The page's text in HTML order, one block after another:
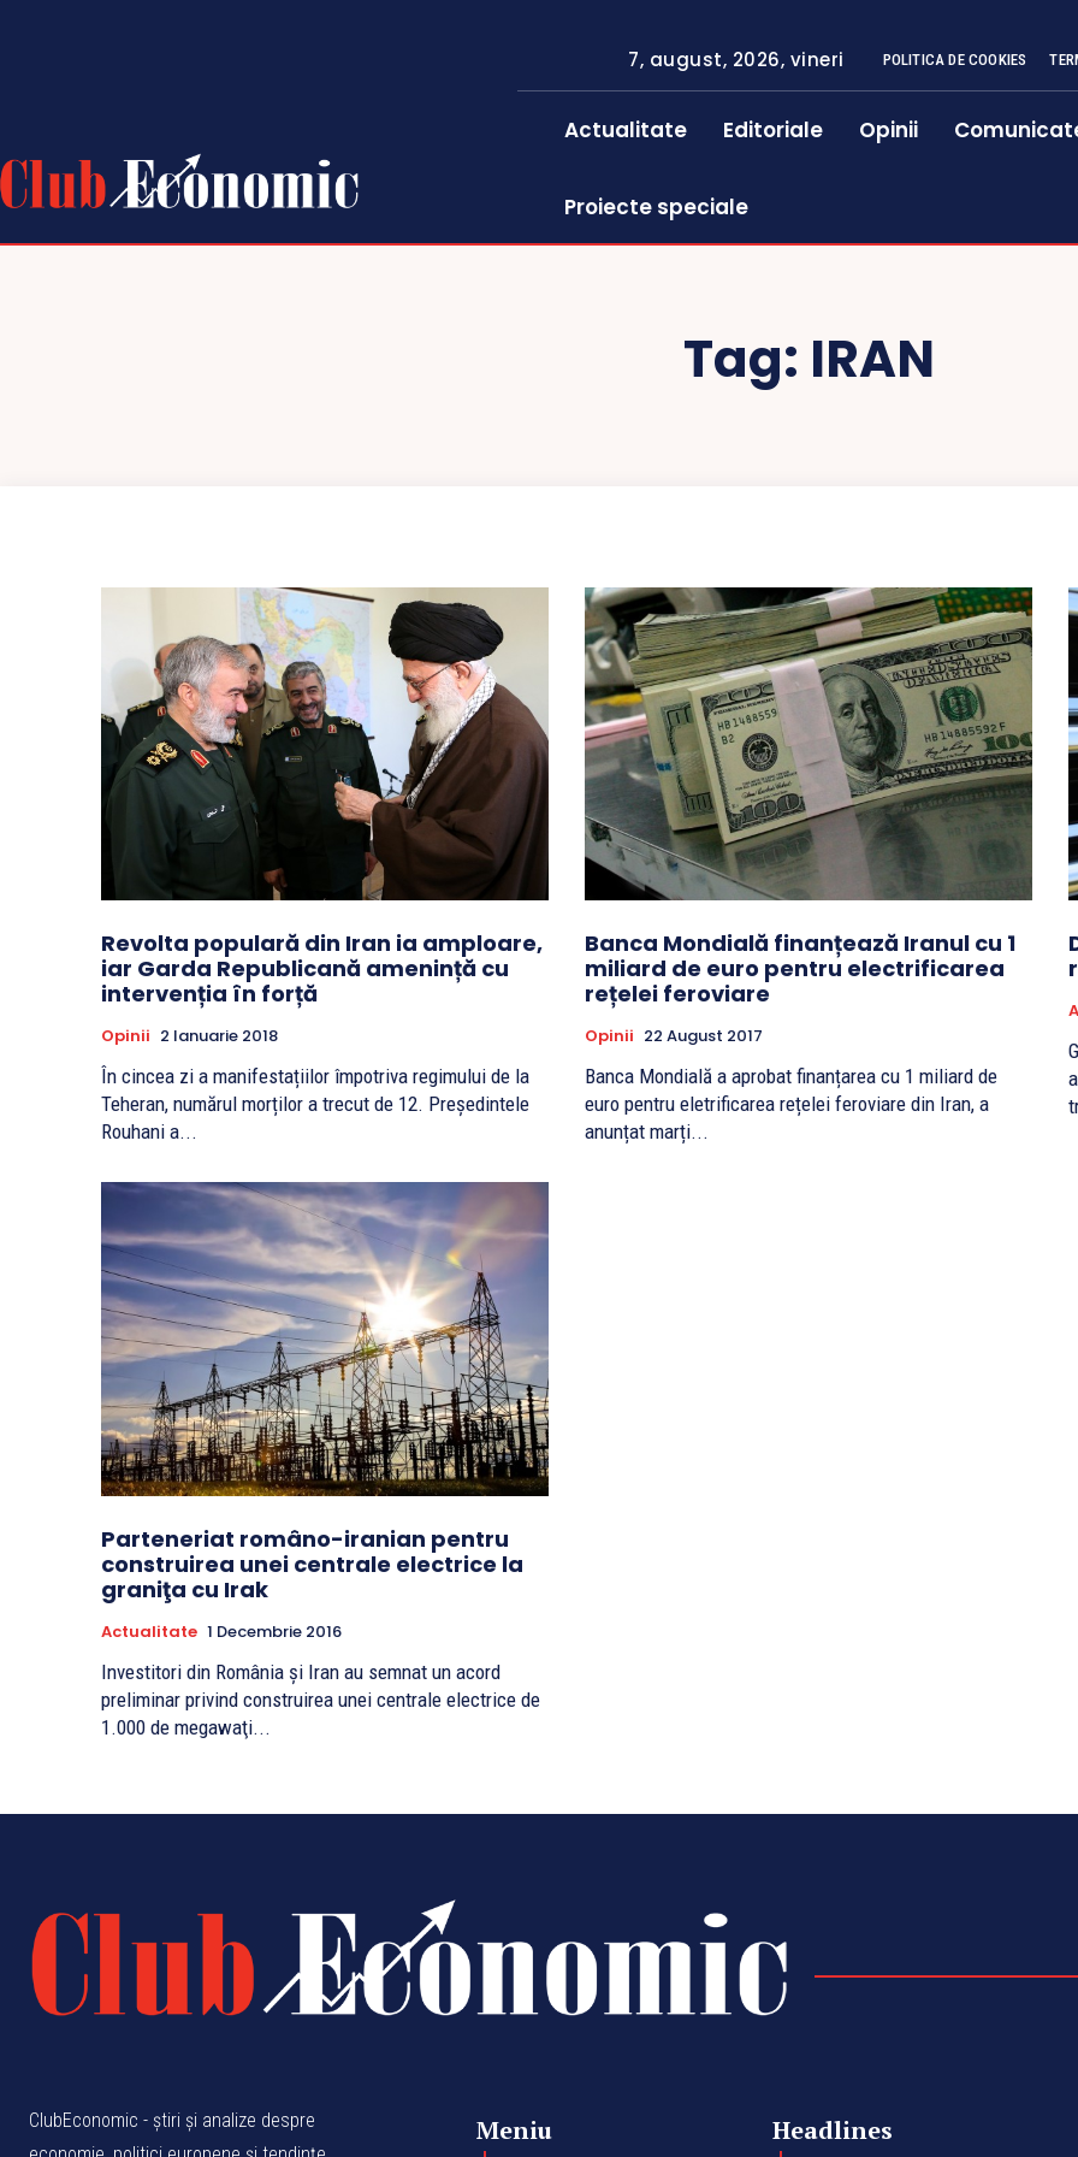
7, august, 2026, vineri POLITICA DE COOKIES
Actualitate Editoriale Opinii
Proiecte speciale
Tag: IRAN
Revolta populară din Iran ia amploare,
iar Garda Republicană amenință cu
intervenția în forță
Opinii 2 Ianuarie 2018
În cincea zi a manifestațiilor împotriva regimului de la
Teheran, numărul morților a trecut de 12. Președintele
Rouhani a...
Banca Mondială finanțează Iranul cu 1
miliard de euro pentru electrificarea
rețelei feroviare
Opinii 22 August 2017
Banca Mondială a aprobat finanțarea cu 1 miliard de
euro pentru eletrificarea rețelei feroviare din Iran, a
anunțat marți...
Parteneriat româno-iranian pentru
construirea unei centrale electrice la
graniţa cu Irak
Actualitate 1 Decembrie 2016
Investitori din România şi Iran au semnat un acord
preliminar privind construirea unei centrale electrice de
1.000 de megawaţi...
ClubEconomic - știri și analize despre
Meniu Headlines